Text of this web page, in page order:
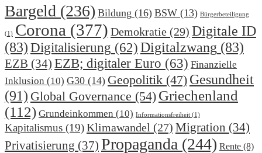
Bargeld (236) Bildung (16) BSW (13) Bürgerbeteiligung
(1) Corona (377) Demokratie (29) Digitale ID
(83) Digitalisierung (62) Digitalzwang (83)
EZB (34) EZB; digitaler Euro (63) Finanzielle
Inklusion (10) G30 (14) Geopolitik (47) Gesundheit
(91) Global Governance (54) Griechenland
(112) Grundeinkommen (10) Informationsfreiheit (1)
Kapitalismus (19)Klimawandel (27) Migration (34)
Privatisierung (37) Propaganda (244) Rente (8)